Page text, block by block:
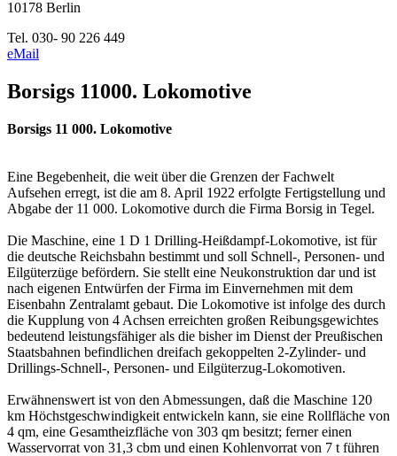
10178 Berlin
Tel. 030- 90 226 449
eMail
Borsigs 11000. Lokomotive
Borsigs 11 000. Lokomotive
Eine Begebenheit, die weit über die Grenzen der Fachwelt
Aufsehen erregt, ist die am 8. April 1922 erfolgte Fertigstellung und
Abgabe der 11 000. Lokomotive durch die Firma Borsig in Tegel.
Die Maschine, eine 1 D 1 Drilling-Heißdampf-Lokomotive, ist für
die deutsche Reichsbahn bestimmt und soll Schnell-, Personen- und
Eilgüterzüge befördern. Sie stellt eine Neukonstruktion dar und ist
nach eigenen Entwürfen der Firma im Einvernehmen mit dem
Eisenbahn Zentralamt gebaut. Die Lokomotive ist infolge des durch
die Kupplung von 4 Achsen erreichten großen Reibungsgewichtes
bedeutend leistungsfähiger als die bisher im Dienst der Preußischen
Staatsbahnen befindlichen dreifach gekoppelten 2-Zylinder- und
Drillings-Schnell-, Personen- und Eilgüterzug-Lokomotiven.
Erwähnenswert ist von den Abmessungen, daß die Maschine 120
km Höchstgeschwindigkeit entwickeln kann, sie eine Rollfläche von
4 qm, eine Gesamtheizfläche von 303 qm besitzt; ferner einen
Wasservorrat von 31,3 cbm und einen Kohlenvorrat von 7 t führen